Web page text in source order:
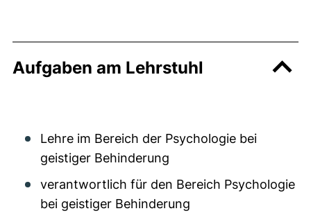
Aufgaben am Lehrstuhl
Lehre im Bereich der Psychologie bei
geistiger Behinderung
verantwortlich für den Bereich Psychologie
bei geistiger Behinderung